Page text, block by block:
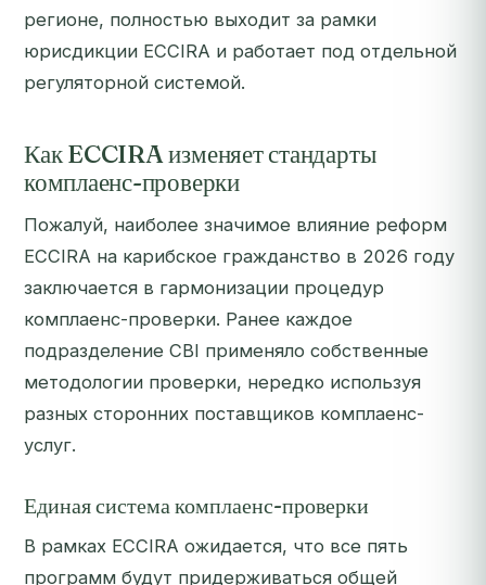
регионе, полностью выходит за рамки
юрисдикции ECCIRA и работает под отдельной
регуляторной системой.
Как ECCIRA изменяет стандарты
комплаенс-проверки
Пожалуй, наиболее значимое влияние реформ
ECCIRA на карибское гражданство в 2026 году
заключается в гармонизации процедур
комплаенс-проверки. Ранее каждое
подразделение CBI применяло собственные
методологии проверки, нередко используя
разных сторонних поставщиков комплаенс-
услуг.
Единая система комплаенс-проверки
В рамках ECCIRA ожидается, что все пять
программ будут придерживаться общей